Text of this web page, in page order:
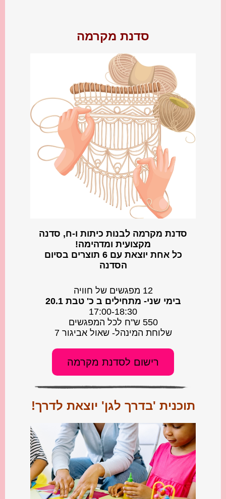
סדנת מקרמה
סדנת מקרמה לבנות כיתות ו-ח, סדנה
מקצועית ומדהימה!
כל אחת יוצאת עם 6 תוצרים בסיום
הסדנה
12 מפגשים של חוויה
ב️ימי שני- מתחילים ב כ' טבת 20.1
17:00-18:30
550 ש"ח לכל המפגשים
שלוחת המינהל- שאול אביגור 7
רישום לסדנת מקרמה
תוכנית 'בדרך לגן' יוצאת לדרך!